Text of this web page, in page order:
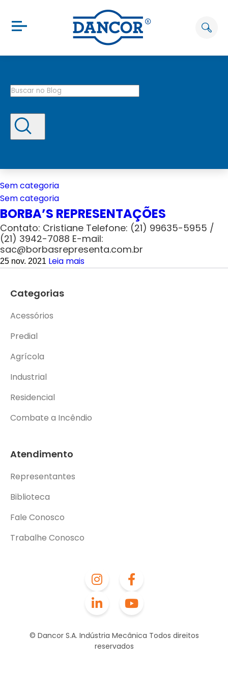
Sem categoria
Sem categoria
BORBA’S REPRESENTAÇÕES
Contato: Cristiane Telefone: (21) 99635-5955 /
(21) 3942-7088 E-mail:
sac@borbasrepresenta.com.br
25 nov. 2021 Leia mais
© Dancor S.A. Indústria Mecânica Todos direitos
reservados
Categorias
Acessórios
Predial
Agrícola
Industrial
Residencial
Combate a Incêndio
Atendimento
Representantes
Biblioteca
Fale Conosco
Trabalhe Conosco